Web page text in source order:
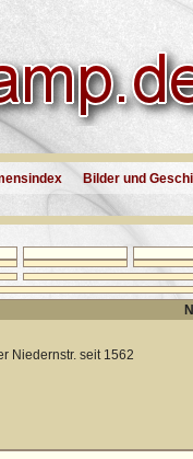
Bilder und
Niedernstr. seit 1562